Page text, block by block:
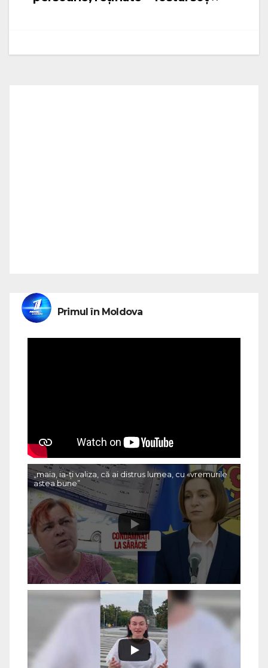
Primul în Moldova
„maia, ia-ți valiza, că ai distrus lumea, cu «vremurile
astea bune”